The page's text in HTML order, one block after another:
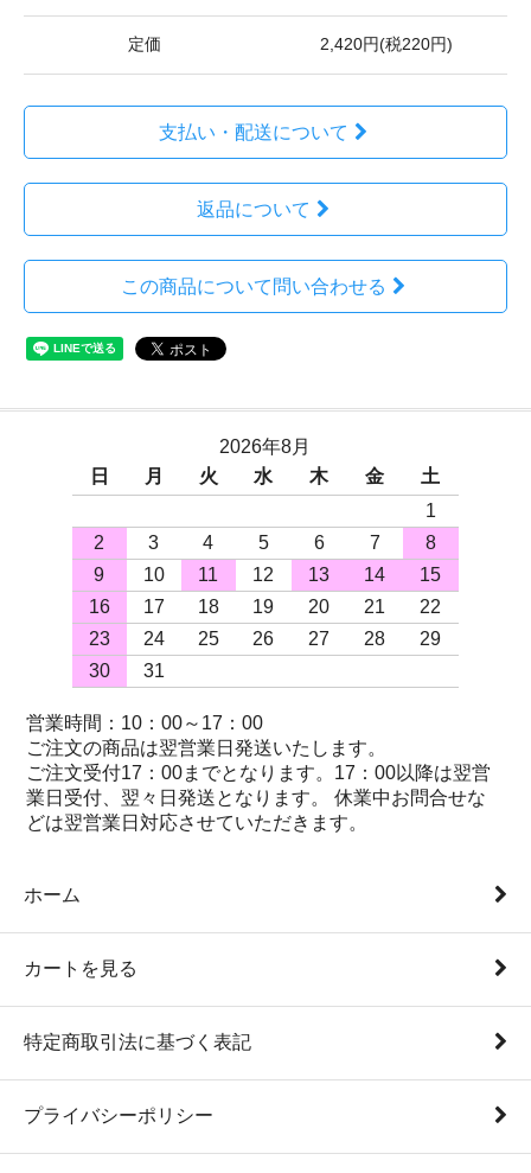
定価 2,420円(税220円)
支払い・配送について
返品について
この商品について問い合わせる
2026年8月
日
月 火 水 木 金
土
1
2
3 4 5 6 7
8
9
10 11 12 13 14
15
16
17 18 19 20 21
22
23
24 25 26 27 28
29
30
31
営業時間：10：00～17：00
ご注文の商品は翌営業日発送いたします。
ご注文受付17：00までとなります。17：00以降は翌営
業日受付、翌々日発送となります。 休業中お問合せな
どは翌営業日対応させていただきます。
ホーム
カートを見る
特定商取引法に基づく表記
プライバシーポリシー